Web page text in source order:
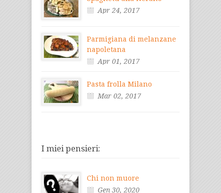
Apr 24, 2017
Parmigiana di melanzane
napoletana
Apr 01, 2017
Pasta frolla Milano
Mar 02, 2017
I miei pensieri:
Chi non muore
Gen 30, 2020